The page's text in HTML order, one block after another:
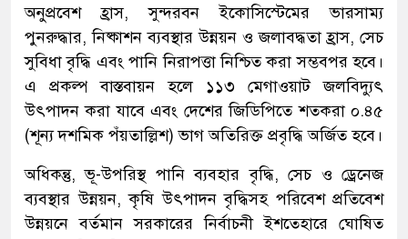
অনুপ্রবেশ হ্রাস, সুন্দরবন ইকোসিস্টেমের ভারসাম্য
পুনরুদ্ধার, নিষ্কাশন ব্যবস্থার উন্নয়ন ও জলাবদ্ধতা হ্রাস, সেচ
সুবিধা বৃদ্ধি এবং পানি নিরাপত্তা নিশ্চিত করা সম্ভবপর হবে।
এ প্রকল্প বাস্তবায়ন হলে ১১৩ মেগাওয়াট জলবিদ্যুৎ
উৎপাদন করা যাবে এবং দেশের জিডিপিতে শতকরা ০.৪৫
(শূন্য দশমিক পঁয়তাল্লিশ) ভাগ অতিরিক্ত প্রবৃদ্ধি অর্জিত হবে।
অধিকন্তু, ভূ-উপরিস্থ পানি ব্যবহার বৃদ্ধি, সেচ ও ড্রেনেজ
ব্যবস্থার উন্নয়ন, কৃষি উৎপাদন বৃদ্ধিসহ পরিবেশ প্রতিবেশ
উন্নয়নে বর্তমান সরকারের নির্বাচনী ইশতেহারে ঘোষিত